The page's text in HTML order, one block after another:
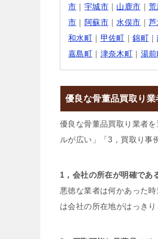
市
宇城市 山鹿市 ｜
市
阿蘇市 水俣市 ｜
和水町
甲佐町 ｜錦町 ｜
嘉島町
津奈木町 湯前
優良な骨董品買取り
優良な骨董品買取り業者
ルが広い」「3，買取り事
1，会社の所在が明確であ
悪徳な業者は何かあった
は会社の所在地がはっき